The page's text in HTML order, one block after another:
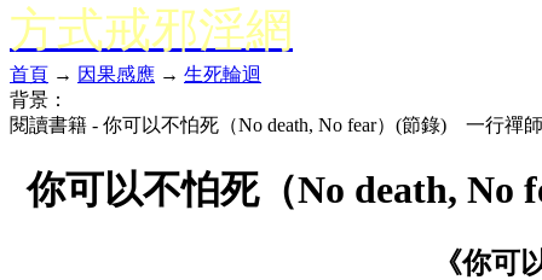
方式戒邪淫網
首頁 → 因果感應 → 生死輪迴
背景：
閱讀書籍 - 你可以不怕死（No death, No fear）(節錄) 一行禪
你可以不怕死（No death,
《你可